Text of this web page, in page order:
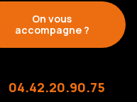
On vous
accompagne ?
04.42.20.90.75